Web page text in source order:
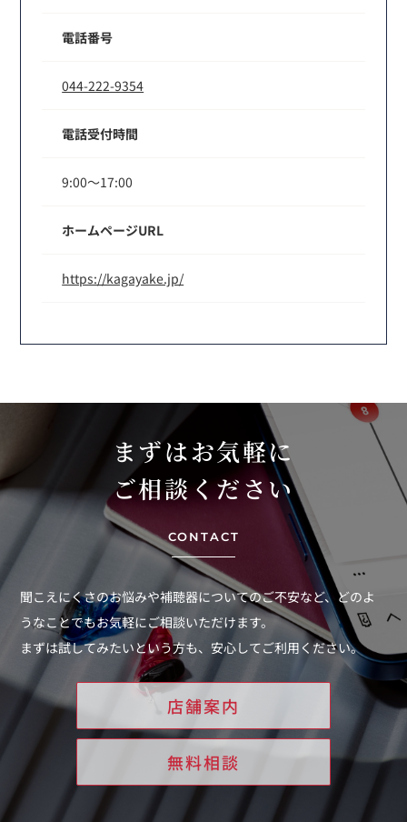
電話番号
044-222-9354
電話受付時間
9:00〜17:00
ホームページURL
https://kagayake.jp/
まずはお気軽に
ご相談ください
CONTACT
聞こえにくさのお悩みや補聴器についてのご不安など、どのよ
うなことでもお気軽にご相談いただけます。
まずは試してみたいという方も、安心してご利用ください。
店舗案内
無料相談